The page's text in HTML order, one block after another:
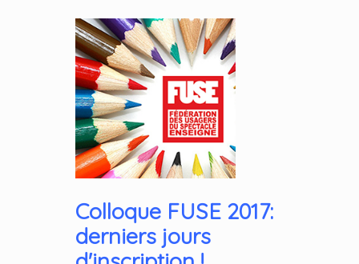
Colloque FUSE 2017:
derniers jours